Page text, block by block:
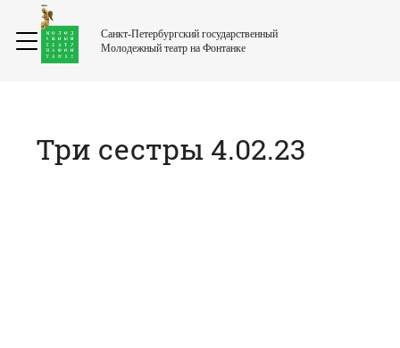
Санкт-Петербургский государственный
Молодежный театр на Фонтанке
Три сестры 4.02.23